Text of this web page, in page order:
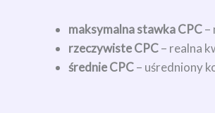
maksymalna stawka CPC–
rzeczywiste CPC– realna
średnie CPC– uśredniony